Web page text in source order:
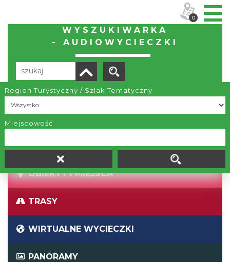
WYSZUKIWARKA
- AUDIOWYCIECZKI
Region Turystyczny / Szlak Tematyczny
MiejscowośćBrak wyników
OBIEKTY I MIEJSCA
TRASY
WIRTUALNE WYCIECZKI
PANORAMY
0